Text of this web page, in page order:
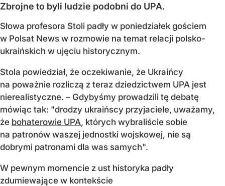
Zbrojne to byli ludzie podobni do UPA.
Słowa profesora Stoli padły w poniedziałek gościem
w Polsat News w rozmowie na temat relacji polsko-
ukraińskich w ujęciu historycznym.
Stola powiedział, że oczekiwanie, że Ukraińcy
na poważnie rozliczą z teraz dziedzictwem UPA jest
nierealistyczne. – Gdybyśmy prowadzili tę debatę
mówiąc tak: "drodzy ukraińscy przyjaciele, uważamy,
że bohaterowie UPA, których wybraliście sobie
na patronów waszej jednostki wojskowej, nie są
dobrymi patronami dla was samych".
W pewnym momencie z ust historyka padły
zdumiewające w kontekście